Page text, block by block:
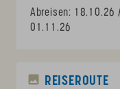
Abreisen: 18.10.26 /
01.11.26
REISEROUTE